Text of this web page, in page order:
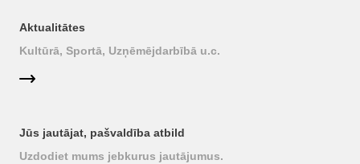
Aktualitātes
Kultūrā, Sportā, Uzņēmējdarbībā u.c.
Jūs jautājat, pašvaldība atbild
Uzdodiet mums jebkurus jautājumus.